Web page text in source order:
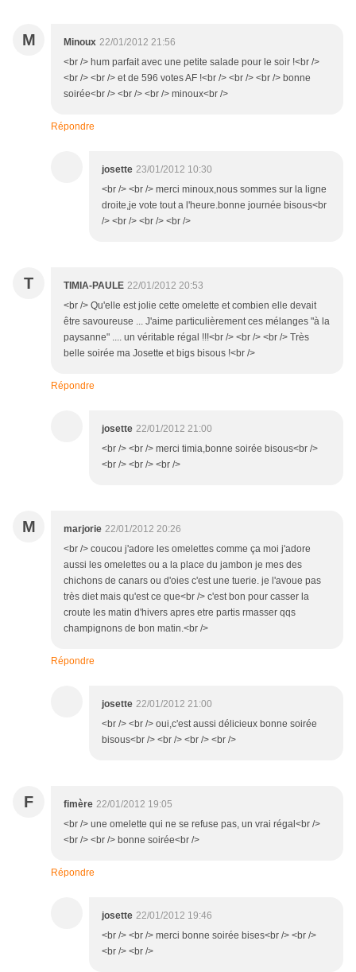
M Minoux 22/01/2012 21:56
<br /> hum parfait avec une petite salade pour le soir !<br />
<br /> <br /> et de 596 votes AF !<br /> <br /> <br /> bonne
soirée<br /> <br /> <br /> minoux<br />
Répondre
josette 23/01/2012 10:30
<br /> <br /> merci minoux,nous sommes sur la ligne
droite,je vote tout a l'heure.bonne journée bisous<br
/> <br /> <br /> <br />
T TIMIA-PAULE 22/01/2012 20:53
<br /> Qu'elle est jolie cette omelette et combien elle devait
être savoureuse ... J'aime particulièrement ces mélanges "à la
paysanne" .... un véritable régal !!!<br /> <br /> <br /> Très
belle soirée ma Josette et bigs bisous !<br />
Répondre
josette 22/01/2012 21:00
<br /> <br /> merci timia,bonne soirée bisous<br />
<br /> <br /> <br />
M marjorie 22/01/2012 20:26
<br /> coucou j'adore les omelettes comme ça moi j'adore
aussi les omelettes ou a la place du jambon je mes des
chichons de canars ou d'oies c'est une tuerie. je l'avoue pas
très diet mais qu'est ce que<br /> c'est bon pour casser la
croute les matin d'hivers apres etre partis rmasser qqs
champignons de bon matin.<br />
Répondre
josette 22/01/2012 21:00
<br /> <br /> oui,c'est aussi délicieux bonne soirée
bisous<br /> <br /> <br /> <br />
F fimère 22/01/2012 19:05
<br /> une omelette qui ne se refuse pas, un vrai régal<br />
<br /> <br /> bonne soirée<br />
Répondre
josette 22/01/2012 19:46
<br /> <br /> merci bonne soirée bises<br /> <br />
<br /> <br />